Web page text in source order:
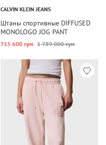
CALVIN KLEIN JEANS
Штаны спортивные DIFFUSED
MONOLOGO JOG PANT
715 600 сум 1 789 000 сум